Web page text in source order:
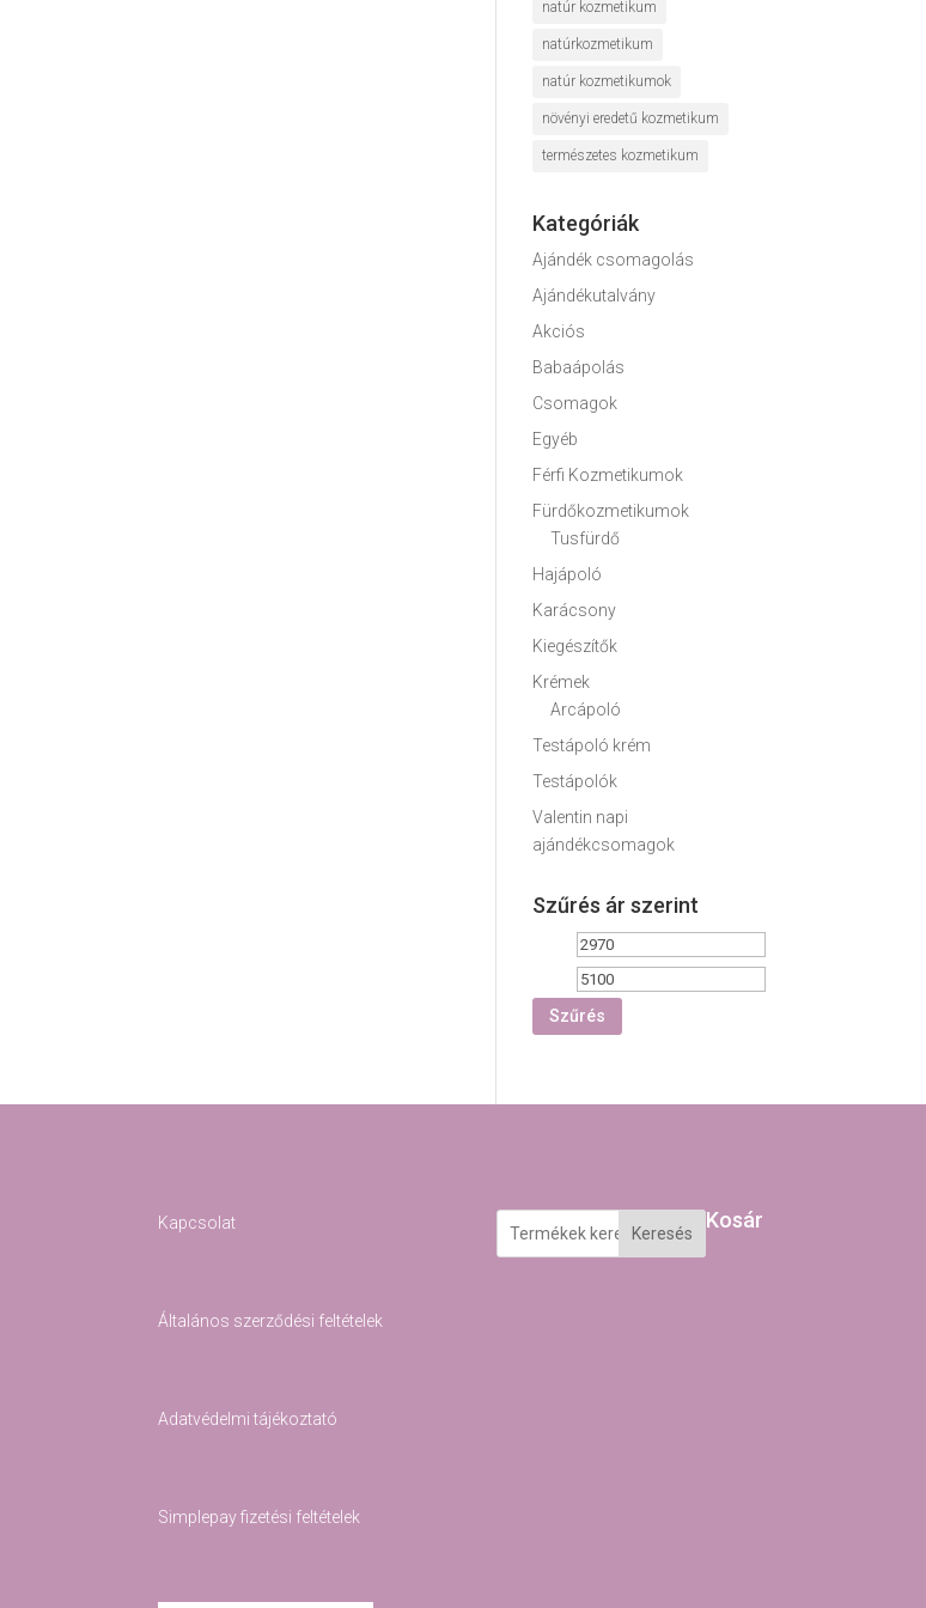
natúr kozmetikum
natúrkozmetikum
natúr kozmetikumok
növényi eredetű kozmetikum
természetes kozmetikum
Kategóriák
Ajándék csomagolás
Ajándékutalvány
Akciós
Babaápolás
Csomagok
Egyéb
Férfi Kozmetikumok
Fürdőkozmetikumok
Tusfürdő
Hajápoló
Karácsony
Kiegészítők
Krémek
Arcápoló
Testápoló krém
Testápolók
Valentin napi
ajándékcsomagok
Szűrés ár szerint
Min
ár
Szűrés
Kapcsolat
Általános szerződési feltételek
Adatvédelmi tájékoztató
Simplepay fizetési feltételek
Keresés
Kosár